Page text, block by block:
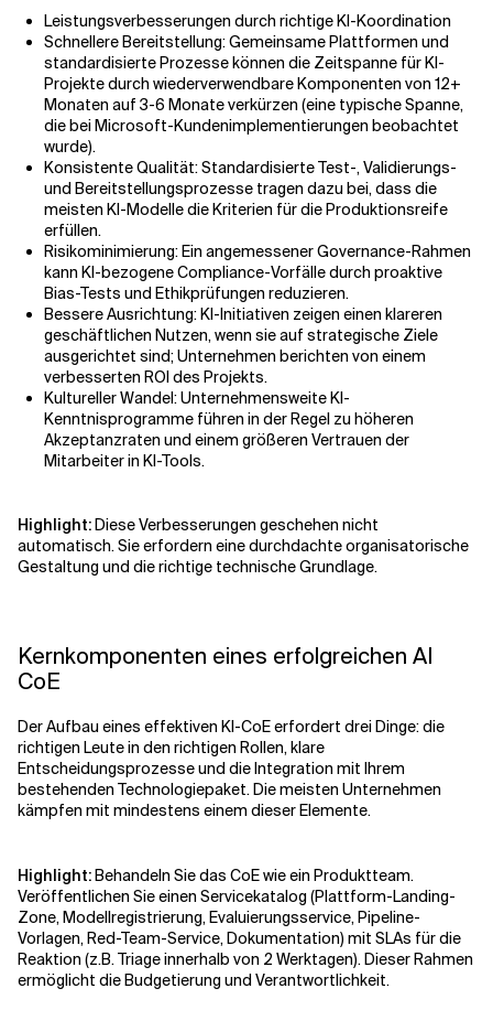
Leistungsverbesserungen durch richtige KI-Koordination
Schnellere Bereitstellung: Gemeinsame Plattformen und
standardisierte Prozesse können die Zeitspanne für KI-
Projekte durch wiederverwendbare Komponenten von 12+
Monaten auf 3-6 Monate verkürzen (eine typische Spanne,
die bei Microsoft-Kundenimplementierungen beobachtet
wurde).
Konsistente Qualität: Standardisierte Test-, Validierungs-
und Bereitstellungsprozesse tragen dazu bei, dass die
meisten KI-Modelle die Kriterien für die Produktionsreife
erfüllen.
Risikominimierung: Ein angemessener Governance-Rahmen
kann KI-bezogene Compliance-Vorfälle durch proaktive
Bias-Tests und Ethikprüfungen reduzieren.
Bessere Ausrichtung: KI-Initiativen zeigen einen klareren
geschäftlichen Nutzen, wenn sie auf strategische Ziele
ausgerichtet sind; Unternehmen berichten von einem
verbesserten ROI des Projekts.
Kultureller Wandel: Unternehmensweite KI-
Kenntnisprogramme führen in der Regel zu höheren
Akzeptanzraten und einem größeren Vertrauen der
Mitarbeiter in KI-Tools.
Highlight:Diese Verbesserungen geschehen nicht
automatisch. Sie erfordern eine durchdachte organisatorische
Gestaltung und die richtige technische Grundlage.
Kernkomponenten eines erfolgreichen AI
CoE
Der Aufbau eines effektiven KI-CoE erfordert drei Dinge: die
richtigen Leute in den richtigen Rollen, klare
Entscheidungsprozesse und die Integration mit Ihrem
bestehenden Technologiepaket. Die meisten Unternehmen
kämpfen mit mindestens einem dieser Elemente.
Highlight:Behandeln Sie das CoE wie ein Produktteam.
Veröffentlichen Sie einen Servicekatalog (Plattform-Landing-
Zone, Modellregistrierung, Evaluierungsservice, Pipeline-
Vorlagen, Red-Team-Service, Dokumentation) mit SLAs für die
Reaktion (z.B. Triage innerhalb von 2 Werktagen). Dieser Rahmen
ermöglicht die Budgetierung und Verantwortlichkeit.